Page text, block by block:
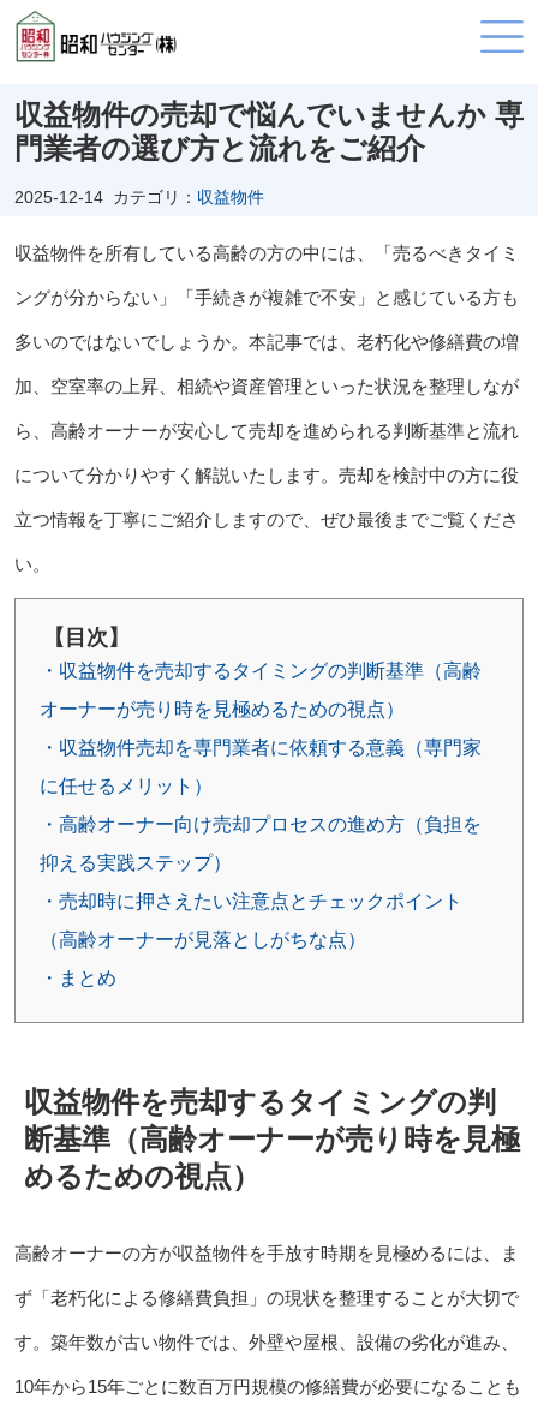
収益物件の売却で悩んでいませんか 専
門業者の選び方と流れをご紹介
2025-12-14 カテゴリ： 収益物件
収益物件を所有している高齢の方の中には、「売るべきタイミ
ングが分からない」「手続きが複雑で不安」と感じている方も
多いのではないでしょうか。本記事では、老朽化や修繕費の増
加、空室率の上昇、相続や資産管理といった状況を整理しなが
ら、高齢オーナーが安心して売却を進められる判断基準と流れ
について分かりやすく解説いたします。売却を検討中の方に役
立つ情報を丁寧にご紹介しますので、ぜひ最後までご覧くださ
い。
【目次】
・収益物件を売却するタイミングの判断基準（高齢
オーナーが売り時を見極めるための視点）
・収益物件売却を専門業者に依頼する意義（専門家
に任せるメリット）
・高齢オーナー向け売却プロセスの進め方（負担を
抑える実践ステップ）
・売却時に押さえたい注意点とチェックポイント
（高齢オーナーが見落としがちな点）
・まとめ
収益物件を売却するタイミングの判
断基準（高齢オーナーが売り時を見極
めるための視点）
高齢オーナーの方が収益物件を手放す時期を見極めるには、ま
ず「老朽化による修繕費負担」の現状を整理することが大切で
す。築年数が古い物件では、外壁や屋根、設備の劣化が進み、
10年から15年ごとに数百万円規模の修繕費が必要になることも